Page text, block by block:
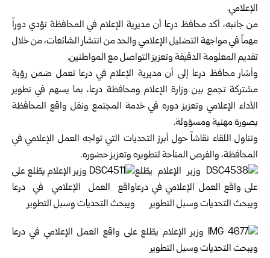
الإعلامي.
من جانبه، أكد محافظ درعا أن مديرية الإعلام في المحافظة تؤدي دوراً
مهماً في مواجهة التضليل الإعلامي والحد من انتشار الشائعات، من خلال
تقديم المعلومة الدقيقة وتعزيز التواصل مع المواطنين.
وأشار محافظ درعا إلى أن مديرية الإعلام في درعا تعمل ضمن رؤية
مشتركة تجمع بين وزارة الإعلام ومحافظة درعا، بما يسهم في تطوير
الأداء الإعلامي وتعزيز دوره في خدمة المجتمع ونقل واقع المحافظة
بصورة مهنية ومسؤولة.
وتناول اللقاء نقاشاً حول أبرز التحديات التي تواجه العمل الإعلامي في
المحافظة، والفرص المتاحة لتطويره وتعزيز حضوره.